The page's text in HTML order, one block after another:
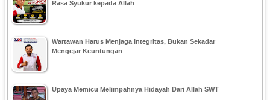
Rasa Syukur kepada Allah
Wartawan Harus Menjaga Integritas, Bukan Sekadar
Mengejar Keuntungan
Upaya Memicu Melimpahnya Hidayah Dari Allah SWT